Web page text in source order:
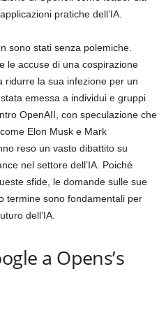
pratiche dell’IA.
sono stati senza polemiche.
le accuse di una cospirazione
ridurre la sua infezione per un
emessa a individui e gruppi
OpenAII, con speculazione che
Elon Musk e Mark
reso un vasto dibattito su
nel settore dell’IA. Poiché
sfide, le domande sulle sue
termine sono fondamentali per
dell’IA.
a Opens’s